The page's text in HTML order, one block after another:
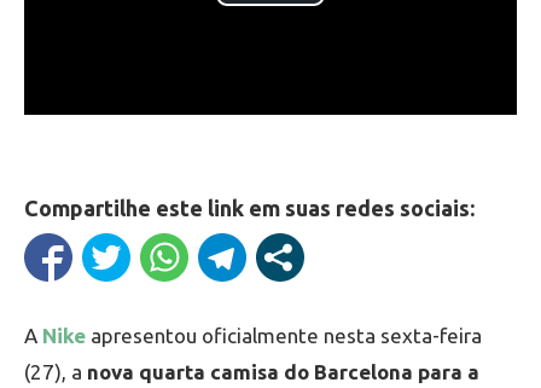
Compartilhe este link em suas redes sociais:
A Nike apresentou oficialmente nesta sexta-feira
(27), a nova quarta camisa do Barcelona para a